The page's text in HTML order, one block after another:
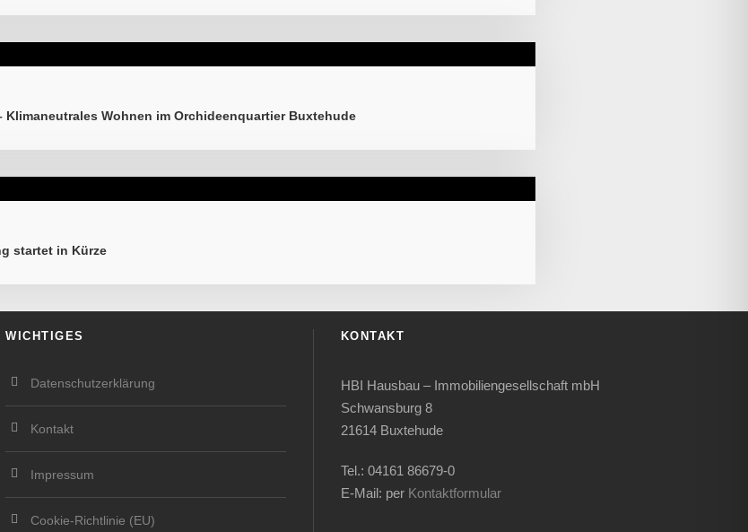
Wohnen im Orchideenquartier Buxtehude
startet in Kürze
WICHTIGES
Datenschutzerklärung
Kontakt
Impressum
Cookie-Richtlinie (EU)
KONTAKT
HBI Hausbau – Immobiliengesellschaft mbH
Schwansburg 8
21614 Buxtehude
Tel.: 04161 86679-0
E-Mail: per Kontaktformular